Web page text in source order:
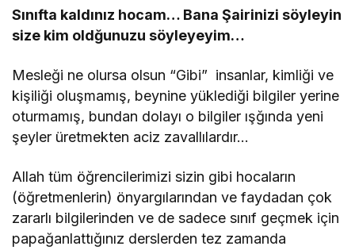
Sınıfta kaldınız hocam… Bana Şairinizi söyleyin
size kim oldğunuzu söyleyeyim…
Mesleği ne olursa olsun “Gibi” insanlar, kimliği ve
kişiliği oluşmamış, beynine yüklediği bilgiler yerine
oturmamış, bundan dolayı o bilgiler ışğında yeni
şeyler üretmekten aciz zavallılardır…
Allah tüm öğrencilerimizi sizin gibi hocaların
(öğretmenlerin) önyargılarından ve faydadan çok
zararlı bilgilerinden ve de sadece sınıf geçmek için
papağanlattığınız derslerden tez zamanda